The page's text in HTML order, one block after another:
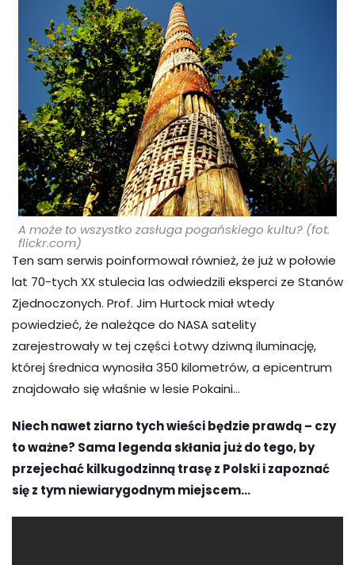
A może to wszystko zasługa pogańskiego kultu? (fot.
flickr.com)
Ten sam serwis poinformował również, że już w połowie
lat 70-tych XX stulecia las odwiedzili eksperci ze Stanów
Zjednoczonych. Prof. Jim Hurtock miał wtedy
powiedzieć, że należące do NASA satelity
zarejestrowały w tej części Łotwy dziwną iluminację,
której średnica wynosiła 350 kilometrów, a epicentrum
znajdowało się właśnie w lesie Pokaini…
Niech nawet ziarno tych wieści będzie prawdą – czy
to ważne? Sama legenda skłania już do tego, by
przejechać kilkugodzinną trasę z Polski i zapoznać
się z tym niewiarygodnym miejscem…